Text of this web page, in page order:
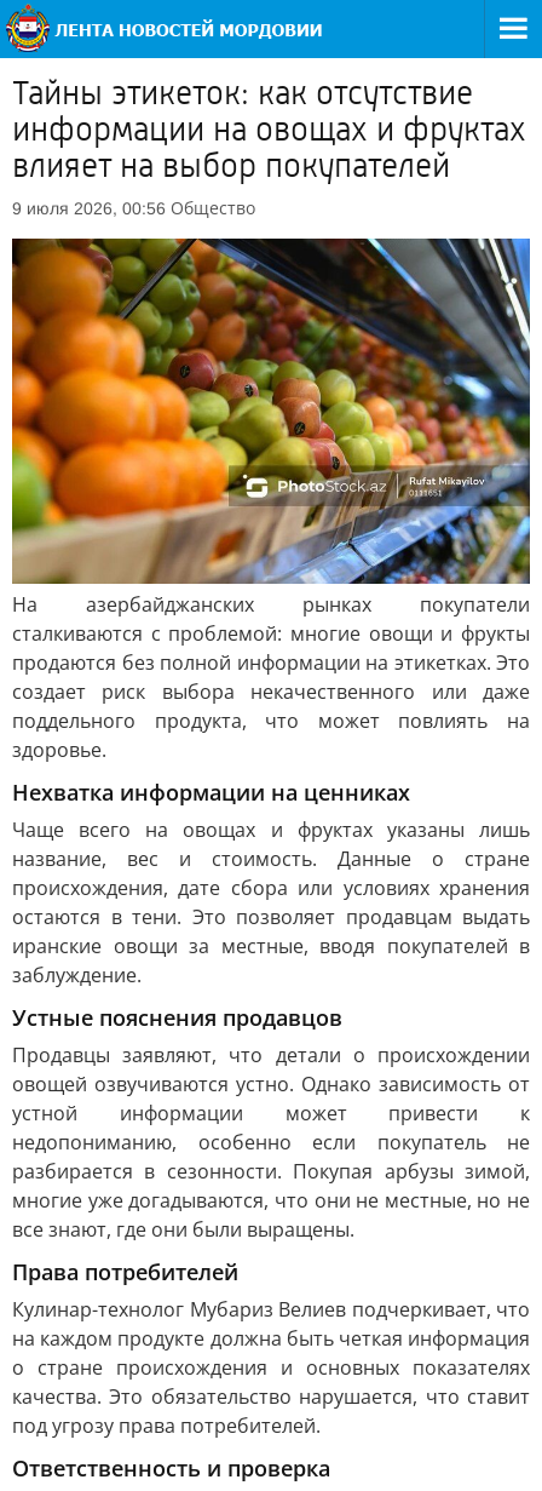
Тайны этикеток: как отсутствие
информации на овощах и фруктах
влияет на выбор покупателей
9 июля 2026, 00:56 Общество
На азербайджанских рынках покупатели
сталкиваются с проблемой: многие овощи и фрукты
продаются без полной информации на этикетках. Это
создает риск выбора некачественного или даже
поддельного продукта, что может повлиять на
здоровье.
Нехватка информации на ценниках
Чаще всего на овощах и фруктах указаны лишь
название, вес и стоимость. Данные о стране
происхождения, дате сбора или условиях хранения
остаются в тени. Это позволяет продавцам выдать
иранские овощи за местные, вводя покупателей в
заблуждение.
Устные пояснения продавцов
Продавцы заявляют, что детали о происхождении
овощей озвучиваются устно. Однако зависимость от
устной информации может привести к
недопониманию, особенно если покупатель не
разбирается в сезонности. Покупая арбузы зимой,
многие уже догадываются, что они не местные, но не
все знают, где они были выращены.
Права потребителей
Кулинар-технолог Мубариз Велиев подчеркивает, что
на каждом продукте должна быть четкая информация
о стране происхождения и основных показателях
качества. Это обязательство нарушается, что ставит
под угрозу права потребителей.
Ответственность и проверка